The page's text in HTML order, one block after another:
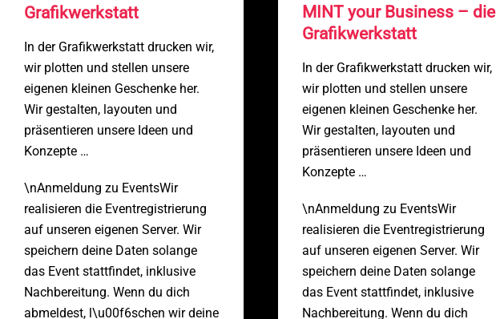
Grafikwerkstatt
In der Grafikwerkstatt drucken wir,
wir plotten und stellen unsere
eigenen kleinen Geschenke her.
Wir gestalten, layouten und
präsentieren unsere Ideen und
Konzepte …
\nAnmeldung zu EventsWir
realisieren die Eventregistrierung
auf unseren eigenen Server. Wir
speichern deine Daten solange
das Event stattfindet, inklusive
Nachbereitung. Wenn du dich
abmeldest, l\u00f6schen wir deine
MINT your Business – die
Grafikwerkstatt
In der Grafikwerkstatt drucken wir,
wir plotten und stellen unsere
eigenen kleinen Geschenke her.
Wir gestalten, layouten und
präsentieren unsere Ideen und
Konzepte …
\nAnmeldung zu EventsWir
realisieren die Eventregistrierung
auf unseren eigenen Server. Wir
speichern deine Daten solange
das Event stattfindet, inklusive
Nachbereitung. Wenn du dich